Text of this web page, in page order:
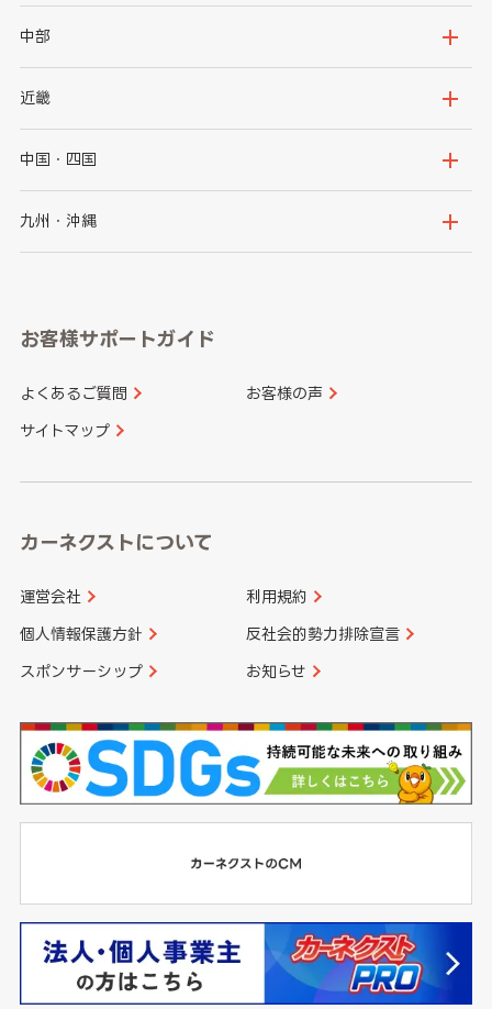
岩手県
秋田県
茨城県
群馬県
千葉県
神奈川県
中部
新潟県
石川県
山梨県
愛知県
近畿
大阪府
京都府
和歌山県
中国・四国
鳥取県
山口県
香川県 愛媛県
九州・沖縄
長崎県
大分県 宮崎県
お客様サポートガイド
よくあるご質問 お客様の声
サイトマップ
カーネクストについて
運営会社 利用規約
個人情報保護方針 反社会的勢力排除宣言
スポンサーシップ お知らせ